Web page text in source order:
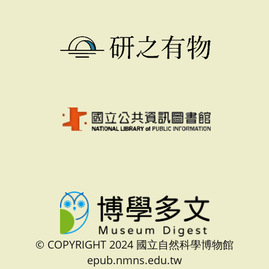
© COPYRIGHT 2024 國立自然科學博物館
epub.nmns.edu.tw